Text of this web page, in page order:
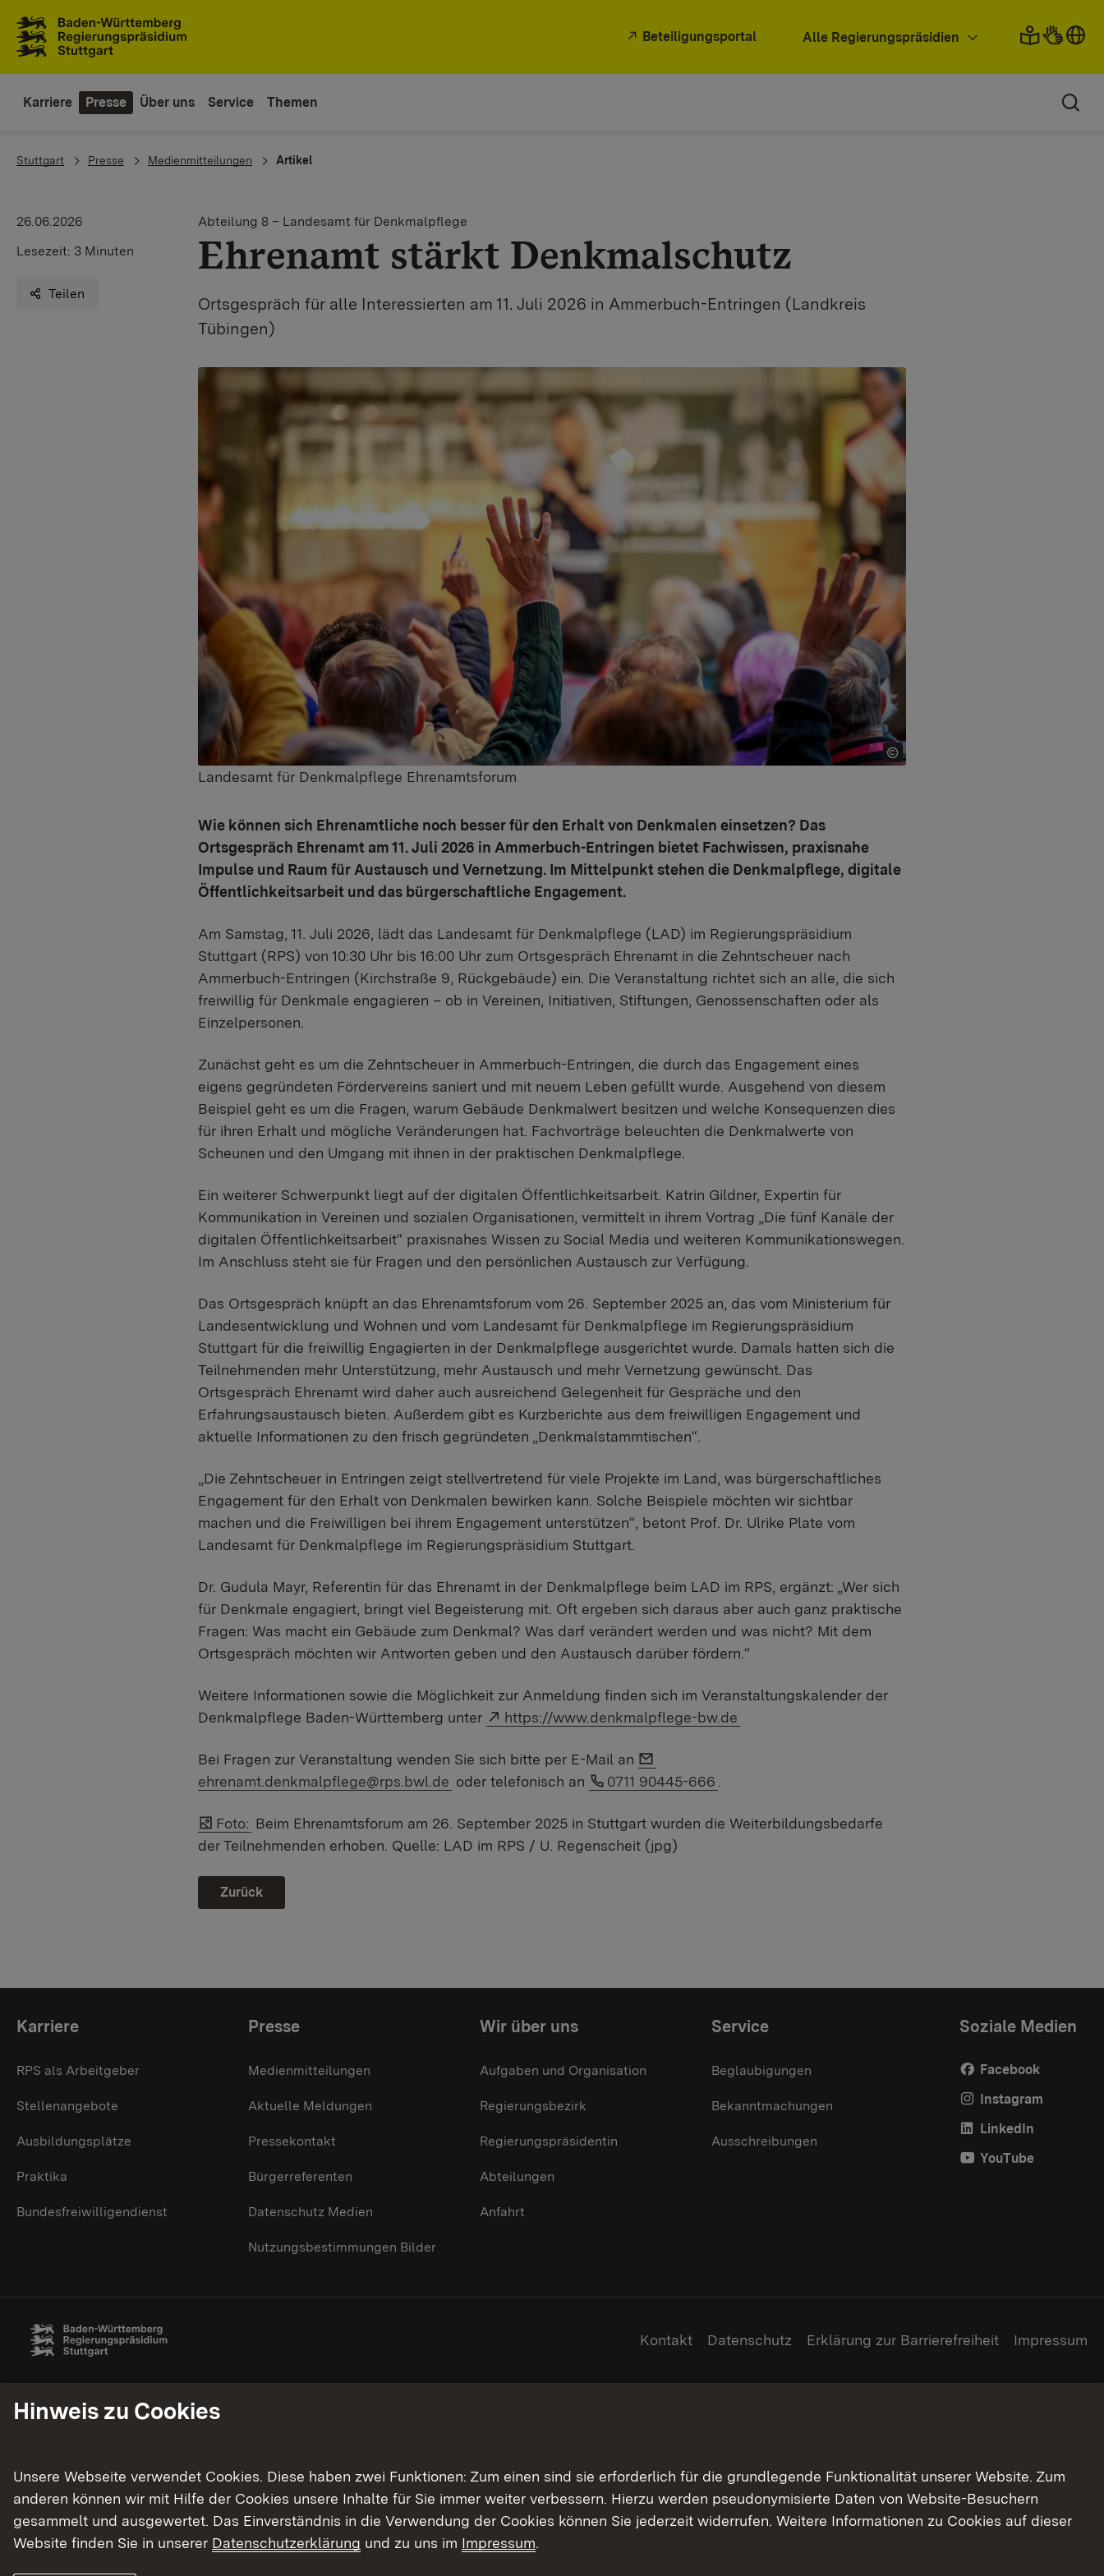
Beteiligungsportal Alle Regierungspräsidien
Karriere Presse Über uns Service Themen
You are here:
Stuttgart Presse Medienmitteilungen Artikel
26.06.2026
Lesezeit: 3 Minuten
Teilen
Abteilung 8 – Landesamt für Denkmalpflege
Ehrenamt stärkt Denkmalschutz
Ortsgespräch für alle Interessierten am 11. Juli 2026 in Ammerbuch-Entringen (Landkreis
Tübingen)
Landesamt für Denkmalpflege Ehrenamtsforum
Wie können sich Ehrenamtliche noch besser für den Erhalt von Denkmalen einsetzen? Das
Ortsgespräch Ehrenamt am 11. Juli 2026 in Ammerbuch-Entringen bietet Fachwissen, praxisnahe
Impulse und Raum für Austausch und Vernetzung. Im Mittelpunkt stehen die Denkmalpflege, digitale
Öffentlichkeitsarbeit und das bürgerschaftliche Engagement.
Am Samstag, 11. Juli 2026, lädt das Landesamt für Denkmalpflege (LAD) im Regierungspräsidium
Stuttgart (RPS) von 10:30 Uhr bis 16:00 Uhr zum Ortsgespräch Ehrenamt in die Zehntscheuer nach
Ammerbuch-Entringen (Kirchstraße 9, Rückgebäude) ein. Die Veranstaltung richtet sich an alle, die sich
freiwillig für Denkmale engagieren – ob in Vereinen, Initiativen, Stiftungen, Genossenschaften oder als
Einzelpersonen.
Zunächst geht es um die Zehntscheuer in Ammerbuch-Entringen, die durch das Engagement eines
eigens gegründeten Fördervereins saniert und mit neuem Leben gefüllt wurde. Ausgehend von diesem
Beispiel geht es um die Fragen, warum Gebäude Denkmalwert besitzen und welche Konsequenzen dies
für ihren Erhalt und mögliche Veränderungen hat. Fachvorträge beleuchten die Denkmalwerte von
Scheunen und den Umgang mit ihnen in der praktischen Denkmalpflege.
Ein weiterer Schwerpunkt liegt auf der digitalen Öffentlichkeitsarbeit. Katrin Gildner, Expertin für
Kommunikation in Vereinen und sozialen Organisationen, vermittelt in ihrem Vortrag „Die fünf Kanäle der
digitalen Öffentlichkeitsarbeit“ praxisnahes Wissen zu Social Media und weiteren Kommunikationswegen.
Im Anschluss steht sie für Fragen und den persönlichen Austausch zur Verfügung.
Das Ortsgespräch knüpft an das Ehrenamtsforum vom 26. September 2025 an, das vom Ministerium für
Landesentwicklung und Wohnen und vom Landesamt für Denkmalpflege im Regierungspräsidium
Stuttgart für die freiwillig Engagierten in der Denkmalpflege ausgerichtet wurde. Damals hatten sich die
Teilnehmenden mehr Unterstützung, mehr Austausch und mehr Vernetzung gewünscht. Das
Ortsgespräch Ehrenamt wird daher auch ausreichend Gelegenheit für Gespräche und den
Erfahrungsaustausch bieten. Außerdem gibt es Kurzberichte aus dem freiwilligen Engagement und
aktuelle Informationen zu den frisch gegründeten „Denkmalstammtischen“.
„Die Zehntscheuer in Entringen zeigt stellvertretend für viele Projekte im Land, was bürgerschaftliches
Engagement für den Erhalt von Denkmalen bewirken kann. Solche Beispiele möchten wir sichtbar
machen und die Freiwilligen bei ihrem Engagement unterstützen“, betont Prof. Dr. Ulrike Plate vom
Landesamt für Denkmalpflege im Regierungspräsidium Stuttgart.
Dr. Gudula Mayr, Referentin für das Ehrenamt in der Denkmalpflege beim LAD im RPS, ergänzt: „Wer sich
für Denkmale engagiert, bringt viel Begeisterung mit. Oft ergeben sich daraus aber auch ganz praktische
Fragen: Was macht ein Gebäude zum Denkmal? Was darf verändert werden und was nicht? Mit dem
Ortsgespräch möchten wir Antworten geben und den Austausch darüber fördern.“
Weitere Informationen sowie die Möglichkeit zur Anmeldung finden sich im Veranstaltungskalender der
Denkmalpflege Baden-Württemberg unter
Externer Link:
https://www.denkmalpflege-bw.de
Bei Fragen zur Veranstaltung wenden Sie sich bitte per E-Mail an
ehrenamt.denkmalpflege@rps.bwl.de oder telefonisch an Link auf Telefonnummer:
0711 90445-666
Foto: Beim Ehrenamtsforum am 26. September 2025 in Stuttgart wurden die Weiterbildungsbedarfe
der Teilnehmenden erhoben. Quelle: LAD im RPS / U. Regenscheit (jpg)
Zurück
Themenübersicht
Karriere
RPS als Arbeitgeber
Stellenangebote
Ausbildungsplätze
Praktika
Bundesfreiwilligendienst
Presse
Medienmitteilungen
Aktuelle Meldungen
Pressekontakt
Bürgerreferenten
Datenschutz Medien
Nutzungsbestimmungen Bilder
Wir über uns
Aufgaben und Organisation
Regierungsbezirk
Regierungspräsidentin
Abteilungen
Anfahrt
Service
Beglaubigungen
Bekanntmachungen
Ausschreibungen
Soziale Medien
Facebook
Instagram
LinkedIn
YouTube
Kontakt Datenschutz Erklärung zur Barrierefreiheit Impressum
Hinweis zu Cookies
Unsere Webseite verwendet Cookies. Diese haben zwei Funktionen: Zum einen sind sie erforderlich für die grundlegende Funktionalität unserer Website. Zum
anderen können wir mit Hilfe der Cookies unsere Inhalte für Sie immer weiter verbessern. Hierzu werden pseudonymisierte Daten von Website-Besuchern
gesammelt und ausgewertet. Das Einverständnis in die Verwendung der Cookies können Sie jederzeit widerrufen. Weitere Informationen zu Cookies auf dieser
Website finden Sie in unserer Datenschutzerklärung und zu uns im Impressum.